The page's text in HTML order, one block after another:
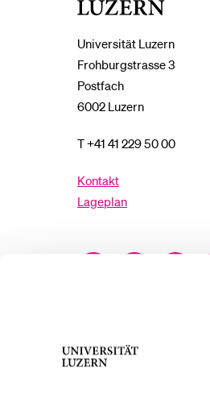
Universität Luzern
Frohburgstrasse 3
Postfach
6002 Luzern
T +41 41 229 50 00
Kontakt
Lageplan